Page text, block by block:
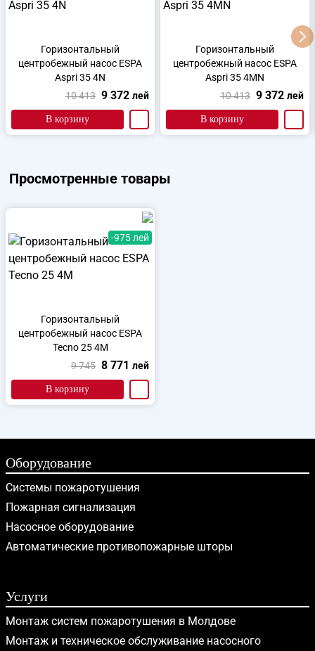
Горизонтальный
центробежный насос ESPA
Aspri 35 4N
10 413 9 372 лей
В корзину
Горизонтальный
центробежный насос ESPA
Aspri 35 4MN
10 413 9 372 лей
В корзину
Просмотренные товары
-975 лей
Горизонтальный
центробежный насос ESPA
Tecno 25 4M
9 745 8 771 лей
В корзину
Оборудование
Системы пожаротушения
Пожарная сигнализация
Насосное оборудование
Автоматические противопожарные шторы
Услуги
Монтаж систем пожаротушения в Молдове
Монтаж и техническое обслуживание насосного